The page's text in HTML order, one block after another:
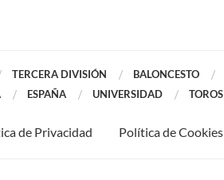
TERCERA DIVISIÓN
BALONCESTO
ESPAÑA UNIVERSIDAD TOROS
de Privacidad Política de Cookies